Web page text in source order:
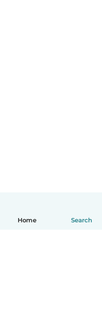
Home Search